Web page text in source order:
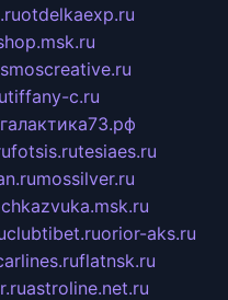
otdelkaexp.ru
tiffany-c.ru
галактика73.рф
fotsis.rutesiaes.ru
mossilver.ru
clubtibet.ruorior-aks.ru
flatnsk.ru
astroline.net.ru